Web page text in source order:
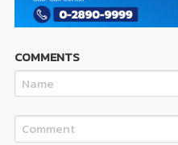
COMMENTS